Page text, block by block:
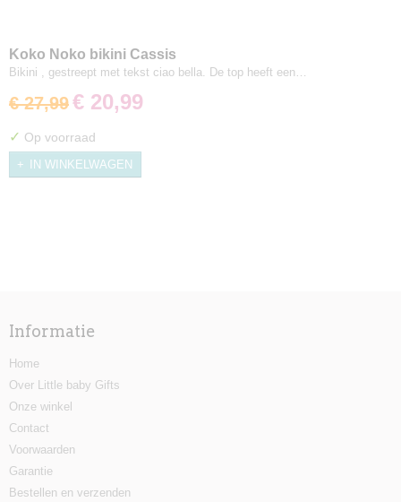
Koko Noko bikini Cassis
Bikini , gestreept met tekst ciao bella. De top heeft een…
€ 27,99€ 20,99
✓ Op voorraad
IN WINKELWAGEN
Informatie
Home
Over Little baby Gifts
Onze winkel
Contact
Voorwaarden
Garantie
Bestellen en verzenden